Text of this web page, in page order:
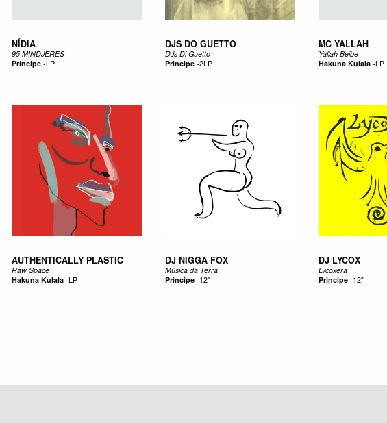
NÍDIA
95 MINDJERES
Príncipe-LP
DJS DO GUETTO
DJs Di Guetto
Principe-2LP
MC YALLAH
Yallah Beibe
Hakuna Kulala-LP
AUTHENTICALLY PLASTIC
Raw Space
Hakuna Kulala-LP
DJ NIGGA FOX
Música da Terra
Principe-12"
DJ LYCOX
Lycoxera
Principe-12"